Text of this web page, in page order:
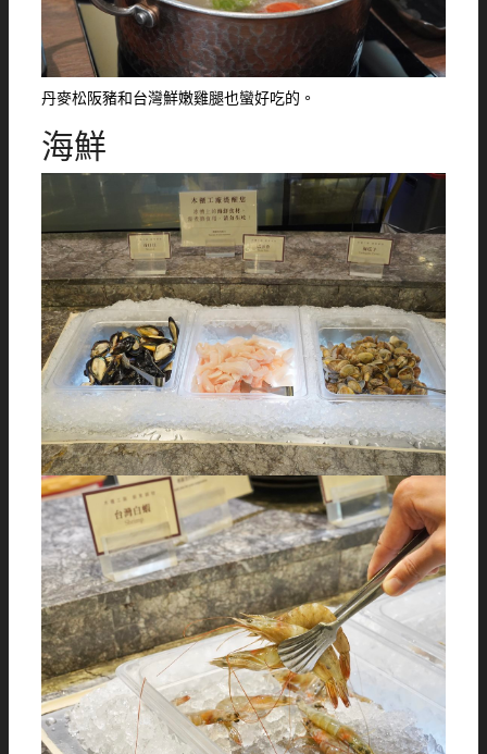
丹麥松阪豬和台灣鮮嫩雞腿也蠻好吃的。
海鮮